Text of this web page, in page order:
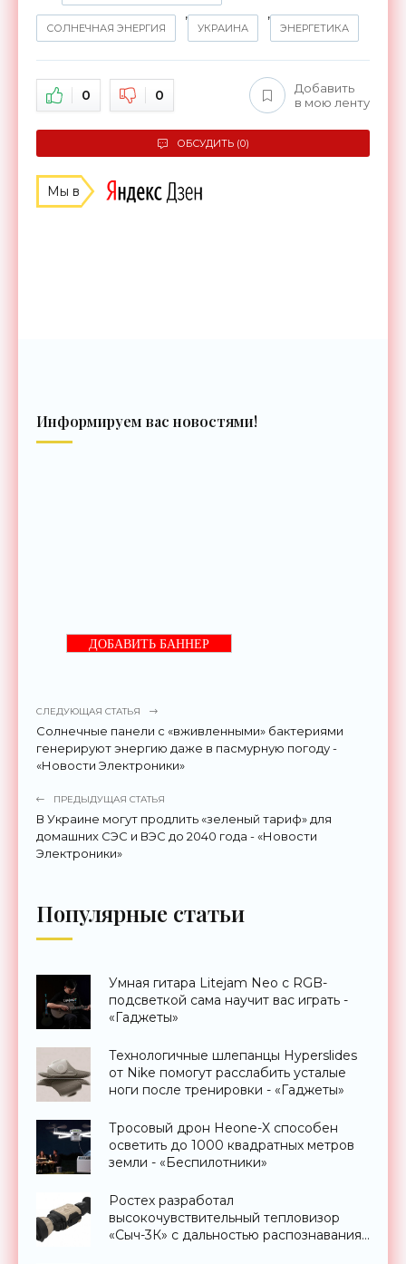
СОЛНЕЧНАЯ ЭНЕРГИЯ
,
УКРАИНА
,
ЭНЕРГЕТИКА
0 0
Добавить
в мою ленту
ОБСУДИТЬ (0)
Мы в
Информируем вас новостями!
ДОБАВИТЬ БАННЕР
СЛЕДУЮЩАЯ СТАТЬЯ
Солнечные панели с «вживленными» бактериями
генерируют энергию даже в пасмурную погоду -
«Новости Электроники»
ПРЕДЫДУЩАЯ СТАТЬЯ
В Украине могут продлить «зеленый тариф» для
домашних СЭС и ВЭС до 2040 года - «Новости
Электроники»
Популярные статьи
Умная гитара Litejam Neo с RGB-
подсветкой сама научит вас играть -
«Гаджеты»
Технологичные шлепанцы Hyperslides
от Nike помогут расслабить усталые
ноги после тренировки - «Гаджеты»
Тросовый дрон Heone-X способен
осветить до 1000 квадратных метров
земли - «Беспилотники»
Ростех разработал
высокочувствительный тепловизор
«Сыч-3К» с дальностью распознавания